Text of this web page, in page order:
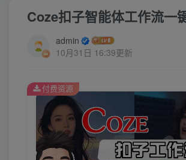
Coze扣子智能体工作流一
admin
10月31日 16:39更新
付费资源